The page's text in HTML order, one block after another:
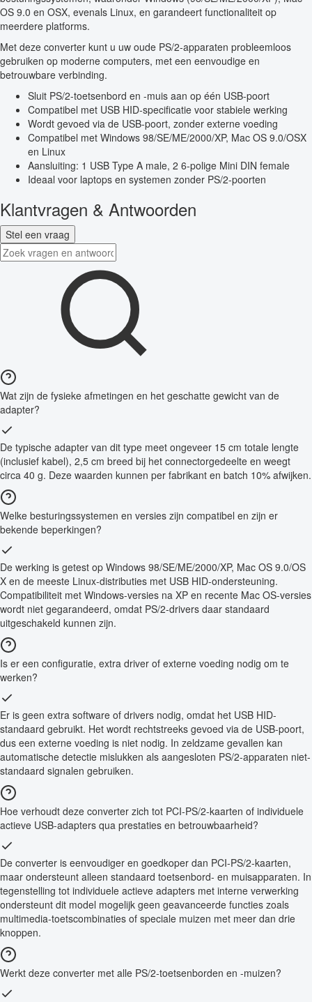
OS 9.0 en OSX, evenals Linux, en garandeert functionaliteit op
meerdere platforms.
Met deze converter kunt u uw oude PS/2-apparaten probleemloos
gebruiken op moderne computers, met een eenvoudige en
betrouwbare verbinding.
Sluit PS/2-toetsenbord en -muis aan op één USB-poort
Compatibel met USB HID-specificatie voor stabiele werking
Wordt gevoed via de USB-poort, zonder externe voeding
Compatibel met Windows 98/SE/ME/2000/XP, Mac OS 9.0/OSX
en Linux
Aansluiting: 1 USB Type A male, 2 6-polige Mini DIN female
Ideaal voor laptops en systemen zonder PS/2-poorten
Klantvragen & Antwoorden
Stel een vraag
Wat zijn de fysieke afmetingen en het geschatte gewicht van de
adapter?
De typische adapter van dit type meet ongeveer 15 cm totale lengte
(inclusief kabel), 2,5 cm breed bij het connectorgedeelte en weegt
circa 40 g. Deze waarden kunnen per fabrikant en batch 10% afwijken.
Welke besturingssystemen en versies zijn compatibel en zijn er
bekende beperkingen?
De werking is getest op Windows 98/SE/ME/2000/XP, Mac OS 9.0/OS
X en de meeste Linux-distributies met USB HID-ondersteuning.
Compatibiliteit met Windows-versies na XP en recente Mac OS-versies
wordt niet gegarandeerd, omdat PS/2-drivers daar standaard
uitgeschakeld kunnen zijn.
Is er een configuratie, extra driver of externe voeding nodig om te
werken?
Er is geen extra software of drivers nodig, omdat het USB HID-
standaard gebruikt. Het wordt rechtstreeks gevoed via de USB-poort,
dus een externe voeding is niet nodig. In zeldzame gevallen kan
automatische detectie mislukken als aangesloten PS/2-apparaten niet-
standaard signalen gebruiken.
Hoe verhoudt deze converter zich tot PCI-PS/2-kaarten of individuele
actieve USB-adapters qua prestaties en betrouwbaarheid?
De converter is eenvoudiger en goedkoper dan PCI-PS/2-kaarten,
maar ondersteunt alleen standaard toetsenbord- en muisapparaten. In
tegenstelling tot individuele actieve adapters met interne verwerking
ondersteunt dit model mogelijk geen geavanceerde functies zoals
multimedia-toetscombinaties of speciale muizen met meer dan drie
knoppen.
Werkt deze converter met alle PS/2-toetsenborden en -muizen?